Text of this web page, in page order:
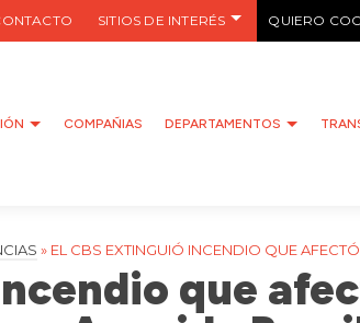
SITIOS DE INTERÉS QUIERO
COMPAÑIAS DEPARTAMENTOS
» EL CBS EXTINGUIÓ INCENDIO QUE
que